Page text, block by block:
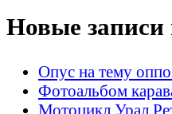
Новые записи
Опус на тему
Фотоальбом
Мотоцикл Урал